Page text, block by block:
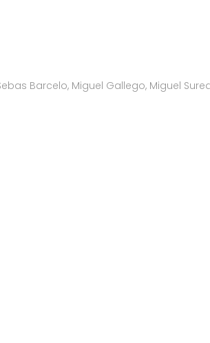
Barcelo, Miguel Gallego, Miguel